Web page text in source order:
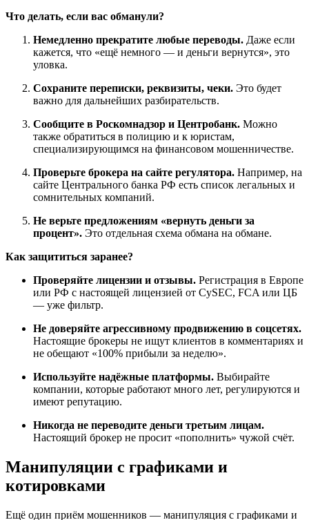
Что делать, если вас обманули?
Немедленно прекратите любые переводы. Даже если
кажется, что «ещё немного — и деньги вернутся», это
уловка.
Сохраните переписки, реквизиты, чеки. Это будет
важно для дальнейших разбирательств.
Сообщите в Роскомнадзор и Центробанк. Можно
также обратиться в полицию и к юристам,
специализирующимся на финансовом мошенничестве.
Проверьте брокера на сайте регулятора. Например, на
сайте Центрального банка РФ есть список легальных и
сомнительных компаний.
Не верьте предложениям «вернуть деньги за
процент». Это отдельная схема обмана на обмане.
Как защититься заранее?
Проверяйте лицензии и отзывы. Регистрация в Европе
или РФ с настоящей лицензией от CySEC, FCA или ЦБ
— уже фильтр.
Не доверяйте агрессивному продвижению в соцсетях.
Настоящие брокеры не ищут клиентов в комментариях и
не обещают «100% прибыли за неделю».
Используйте надёжные платформы. Выбирайте
компании, которые работают много лет, регулируются и
имеют репутацию.
Никогда не переводите деньги третьим лицам.
Настоящий брокер не просит «пополнить» чужой счёт.
Манипуляции с графиками и
котировками
Ещё один приём мошенников — манипуляция с графиками и